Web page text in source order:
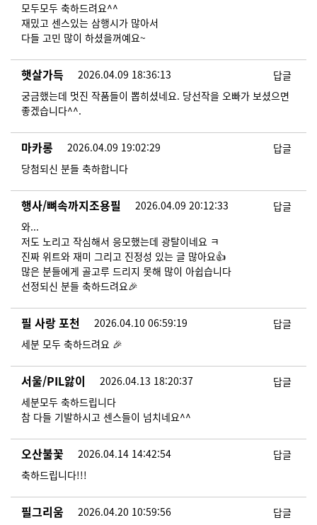
모두모두 축하드려요^^
재밌고 센스있는 삼행시가 많아서
다들 고민 많이 하셨을꺼예요~
햇살가득 2026.04.09 18:36:13
답글
궁금했는데 멋진 작품들이 뽑히셨네요. 당선작을 오빠가 보셨으면
좋겠습니다^^.
마카롱 2026.04.09 19:02:29
답글
당첨되신 분들 축하합니다
행사/뼈속까지조용필 2026.04.09 20:12:33
답글
와...
저도 노리고 작심해서 응모했는데 광탈이네요 ㅋ
진짜 위트와 재미 그리고 진정성 있는 글 많아요👍
많은 분들에게 골고루 드리지 못해 많이 아쉽습니다
선정되신 분들 축하드려요🎉
필 사랑 포천 2026.04.10 06:59:19
답글
세분 모두 축하드려요 🎉
서울/PIL앓이 2026.04.13 18:20:37
답글
세분모두 축하드립니다
참 다들 기발하시고 센스들이 넘치네요^^
오산불꽃 2026.04.14 14:42:54
답글
축하드립니다!!!
필그리움 2026.04.20 10:59:56
답글